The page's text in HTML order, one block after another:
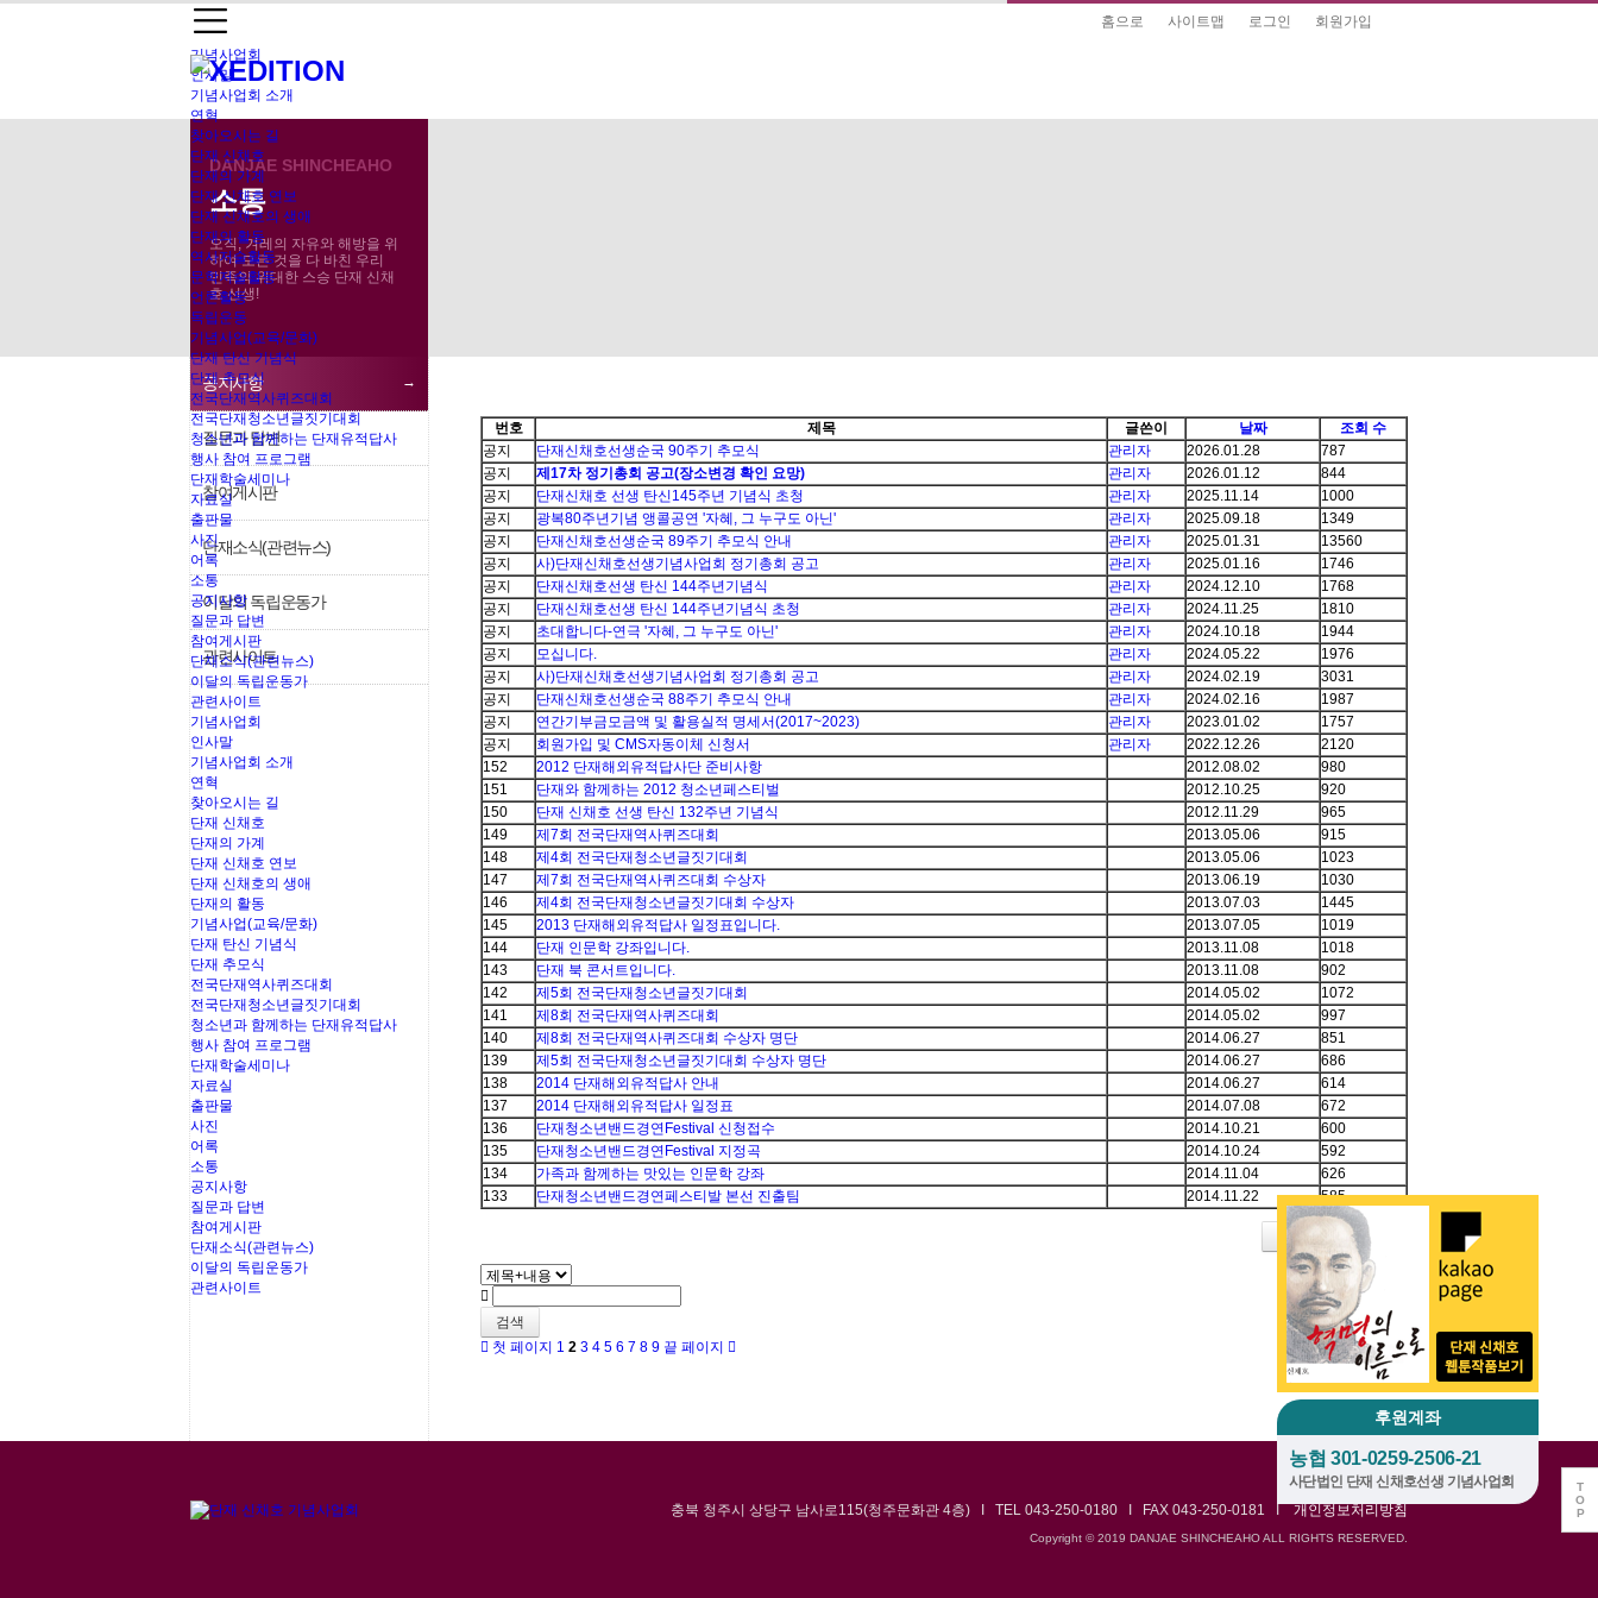
후원계좌
농협 301-0259-2506-21
사단법인 단재 신채호선생 기념사업회
홈으로 사이트맵 로그인
회원가입
기념사업회
인사말
기념사업회 소개
연혁
찾아오시는 길
단재 신채호
단재의 가계
단재 신채호 연보
단재 신채호의 생애
단재의 활동
역사저술활동
문학저술활동
언론활동
독립운동
기념사업(교육/문화)
단재 탄신 기념식
단재 추모식
전국단재역사퀴즈대회
전국단재청소년글짓기대회
청소년과 함께하는 단재유적답사
행사 참여 프로그램
단재학술세미나
자료실
출판물
사진
어록
소통
공지사항
질문과 답변
참여게시판
단재소식(관련뉴스)
이달의 독립운동가
관련사이트
기념사업회
인사말
기념사업회 소개
연혁
찾아오시는 길
단재 신채호
단재의 가계
단재 신채호 연보
단재 신채호의 생애
단재의 활동
기념사업(교육/문화)
단재 탄신 기념식
단재 추모식
전국단재역사퀴즈대회
전국단재청소년글짓기대회
청소년과 함께하는 단재유적답사
행사 참여 프로그램
단재학술세미나
자료실
출판물
사진
어록
소통
공지사항
질문과 답변
참여게시판
단재소식(관련뉴스)
이달의 독립운동가
관련사이트
DANJAE SHINCHEAHO
소통
오직, 겨레의 자유와 해방을 위
하여 모든 것을 다 바친 우리
민족의 위대한 스승 단재 신채
호 선생!
소통
공지사항
공지사항
질문과 답변
참여게시판
단재소식(관련뉴스)
이달의 독립운동가
관련사이트
번호 제목 글쓴이 날짜
조회 수
공지
단재신채호선생순국 90주기 추모식 관리자 2026.01.28
787
공지
제17차 정기총회 공고(장소변경 확인 요망) 관리자 2026.01.12
844
공지
단재신채호 선생 탄신145주년 기념식 초청 관리자 2025.11.14
1000
공지
광복80주년기념 앵콜공연 '자혜, 그 누구도 아닌' 관리자 2025.09.18
1349
공지
단재신채호선생순국 89주기 추모식 안내 관리자 2025.01.31
13560
공지
사)단재신채호선생기념사업회 정기총회 공고 관리자 2025.01.16
1746
공지
단재신채호선생 탄신 144주년기념식 관리자 2024.12.10
1768
공지
단재신채호선생 탄신 144주년기념식 초청 관리자 2024.11.25
1810
공지
초대합니다-연극 '자혜, 그 누구도 아닌' 관리자 2024.10.18
1944
공지
모십니다. 관리자 2024.05.22
1976
공지
사)단재신채호선생기념사업회 정기총회 공고 관리자 2024.02.19
3031
공지
단재신채호선생순국 88주기 추모식 안내 관리자 2024.02.16
1987
공지
연간기부금모금액 및 활용실적 명세서(2017~2023) 관리자 2023.01.02
1757
공지
회원가입 및 CMS자동이체 신청서 관리자 2022.12.26
2120
152
2012 단재해외유적답사단 준비사항 2012.08.02
980
151
단재와 함께하는 2012 청소년페스티벌 2012.10.25
920
150
단재 신채호 선생 탄신 132주년 기념식 2012.11.29
965
149
제7회 전국단재역사퀴즈대회 2013.05.06
915
148
제4회 전국단재청소년글짓기대회 2013.05.06
1023
147
제7회 전국단재역사퀴즈대회 수상자 2013.06.19
1030
146
제4회 전국단재청소년글짓기대회 수상자 2013.07.03
1445
145
2013 단재해외유적답사 일정표입니다. 2013.07.05
1019
144
단재 인문학 강좌입니다. 2013.11.08
1018
143
단재 북 콘서트입니다. 2013.11.08
902
142
제5회 전국단재청소년글짓기대회 2014.05.02
1072
141
제8회 전국단재역사퀴즈대회 2014.05.02
997
140
제8회 전국단재역사퀴즈대회 수상자 명단 2014.06.27
851
139
제5회 전국단재청소년글짓기대회 수상자 명단 2014.06.27
686
138
2014 단재해외유적답사 안내 2014.06.27
614
137
2014 단재해외유적답사 일정표 2014.07.08
672
136
단재청소년밴드경연Festival 신청접수 2014.10.21
600
135
단재청소년밴드경연Festival 지정곡 2014.10.24
592
134
가족과 함께하는 맛있는 인문학 강좌 2014.11.04
626
133
단재청소년밴드경연페스티발 본선 진출팀 2014.11.22 585
쓰기 태그
검색
첫 페이지 1 2 3 4 5 6 7 8 9 끝 페이지
T
O
P
충북 청주시 상당구 남사로115(청주문화관 4층) I TEL 043-250-0180 I FAX 043-250-0181 I 개인정보처리방침
Copyright © 2019 DANJAE SHINCHEAHO ALL RIGHTS RESERVED.